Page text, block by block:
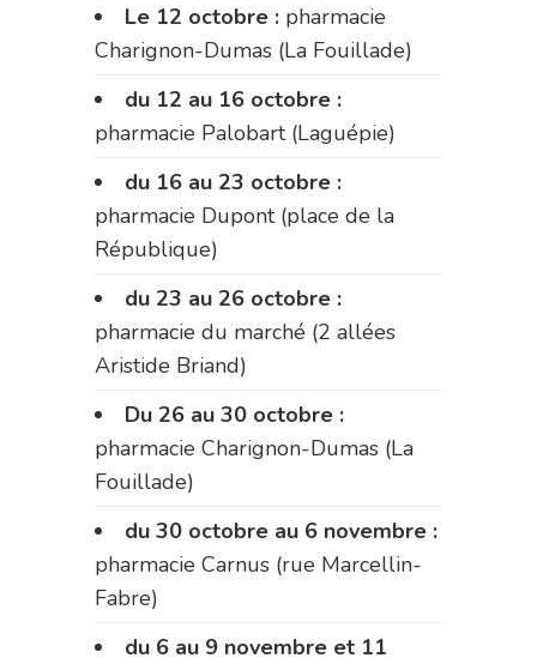
Le 12 octobre : pharmacie
Charignon-Dumas (La Fouillade)
du 12 au 16 octobre :
pharmacie Palobart (Laguépie)
du 16 au 23 octobre :
pharmacie Dupont (place de la
République)
du 23 au 26 octobre :
pharmacie du marché (2 allées
Aristide Briand)
Du 26 au 30 octobre :
pharmacie Charignon-Dumas (La
Fouillade)
du 30 octobre au 6 novembre :
pharmacie Carnus (rue Marcellin-
Fabre)
du 6 au 9 novembre et 11